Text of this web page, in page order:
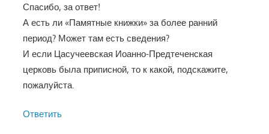
Спасибо, за ответ!
А есть ли «Памятные книжки» за более ранний
период? Может там есть сведения?
И если Цасучеевская Иоанно-Предтеченская
церковь была приписной, то к какой, подскажите,
пожалуйста.
Ответить